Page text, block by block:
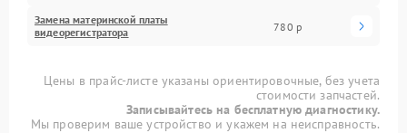
Замена материнской платы
видеорегистратора
780 р
Цены в прайс-листе указаны ориентировочные, без учета
стоимости запчастей.
Записывайтесь на бесплатную диагностику.
Мы проверим ваше устройство и укажем на неисправность.